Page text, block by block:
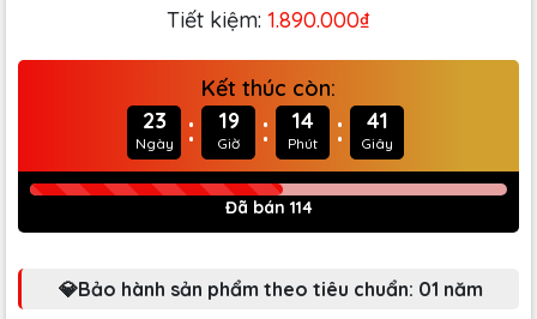
Tiết kiệm: 1.890.000₫
Kết thúc còn:
23
Ngày : 19
Giờ : 14
Phút : 40
Giây
Đã bán 114
💎Bảo hành sản phẩm theo tiêu chuẩn: 01 năm